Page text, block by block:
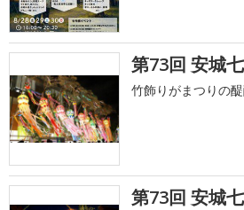
第73回 安城
竹飾りがまつりの醍
第73回 安城